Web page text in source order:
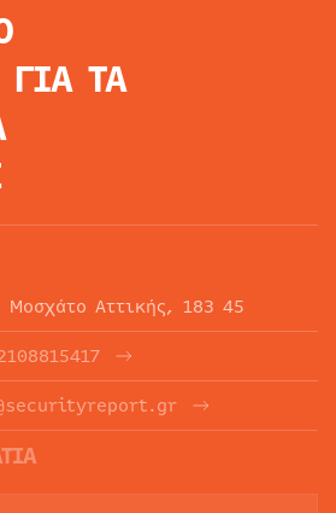
ΓΙΑ ΤΑ
Αττικής, 183 45